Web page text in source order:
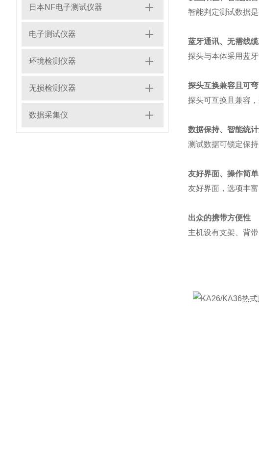
日本NF电子测试仪器
电子测试仪器
环境检测仪器
无损检测仪器
数据采集仪
智能判定测试数据
蓝牙通讯、无需线缆
探头与本体采用蓝
探头互换兼容且可
探头可互换且兼容
数据保持、智能统
测试数据可锁定保
友好界面、操作简单
友好界面，选项丰
出众的携带方便性
主机设有支架、背